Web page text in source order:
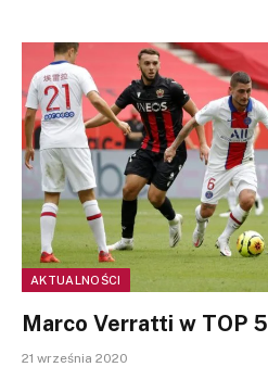
AKTUALNOŚCI
Marco Verratti w TOP 5
21 września 2020